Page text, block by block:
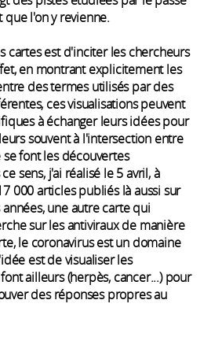
l'on y revienne.
cartes est d'inciter les chercheurs
en montrant explicitement les
des termes utilisés par des
ces visualisations peuvent
à échanger leurs idées pour
souvent à l'intersection entre
font les découvertes
sens, j'ai réalisé le 5 avril, à
000 articles publiés là aussi sur
une autre carte qui
sur les antiviraux de manière
le coronavirus est un domaine
est de visualiser les
ailleurs (herpès, cancer...) pour
des réponses propres au